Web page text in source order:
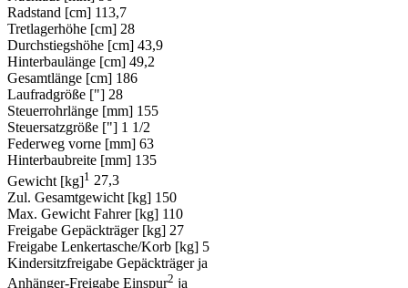
Radstand [cm] 113,7
Tretlagerhöhe [cm] 28
Durchstiegshöhe [cm] 43,9
Hinterbaulänge [cm] 49,2
Gesamtlänge [cm] 186
Laufradgröße ["] 28
Steuerrohrlänge [mm] 155
Steuersatzgröße ["] 1 1/2
Federweg vorne [mm] 63
Hinterbaubreite [mm] 135
Gewicht [kg]1 27,3
Zul. Gesamtgewicht [kg] 150
Max. Gewicht Fahrer [kg] 110
Freigabe Gepäckträger [kg] 27
Freigabe Lenkertasche/Korb [kg] 5
Kindersitzfreigabe Gepäckträger ja
Anhänger-Freigabe Einspur2 ja